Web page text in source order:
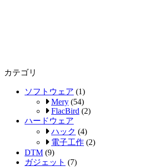
カテゴリ
ソフトウェア (1)
Mery (54)
FlacBird (2)
ハードウェア
ハック (4)
電子工作 (2)
DTM (9)
ガジェット (7)